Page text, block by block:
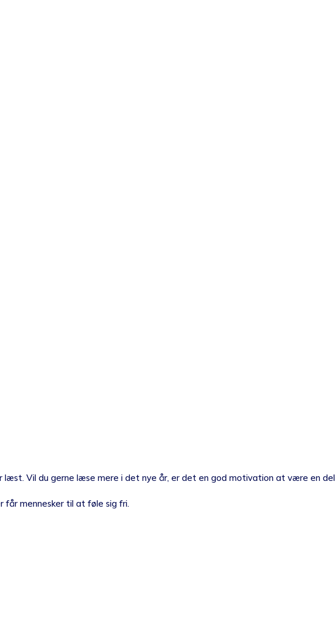
læst. Vil du gerne læse mere i det nye år, er det en god motivation at være en del
får mennesker til at føle sig fri.